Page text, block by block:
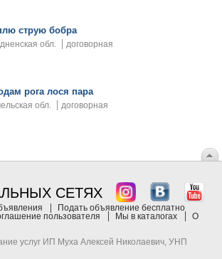
струю бобра
обл. договорная
рога лося пара
обл. договорная
СЕТЯХ
Подать объявление бесплатно
пользователя Мы в каталогах
О
услуг ИП Муха Алексей Николаевич, УНП